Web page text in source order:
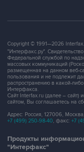
Copyright © 1991—2026
"Интерфакс.ру".
Федеральной службой по
массовых коммуникаций
размещенная на данном веб-
пользования и не подлежит
распространению в какой-
Интерфакса.
Сайт Interfax.ru (далее – сайт)
сайтом, Вы соглашаетесь на
Адрес: Россия, 127006,
+7 (499) 250-98-40, факс: +7
Продукты
"Интерфакс"